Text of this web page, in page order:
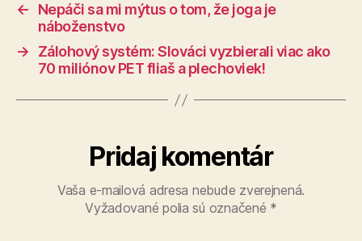
←
Nepáči sa mi mýtus o tom, že joga je
náboženstvo
→
Zálohový systém: Slováci vyzbierali viac ako
70 miliónov PET fliaš a plechoviek!
Pridaj komentár
Vaša e-mailová adresa nebude zverejnená.
Vyžadované polia sú označené *